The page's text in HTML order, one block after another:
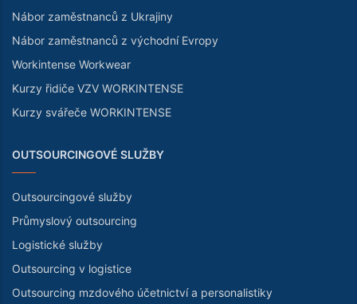
Nábor zaměstnanců z Ukrajiny
Nábor zaměstnanců z východní Evropy
Workintense Workwear
Kurzy řidiče VZV WORKINTENSE
Kurzy svářeče WORKINTENSE
OUTSOURCINGOVÉ SLUŽBY
Outsourcingové služby
Průmyslový outsourcing
Logistické služby
Outsourcing v logistice
Outsourcing mzdového účetnictví a personalistiky